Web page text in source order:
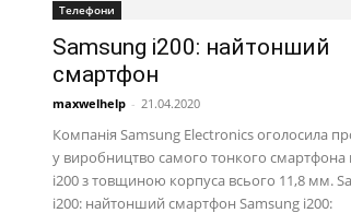
Телефони
Samsung i200: найтонший
смартфон
maxwelhelp - 21.04.2020
Компанія Samsung Electronics оголосила
у виробництво самого тонкого смартфона
i200 з товщиною корпуса всього 11,8 мм.
i200: найтонший смартфон Samsung i200: